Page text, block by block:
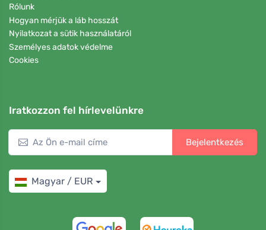
Rólunk
Hogyan mérjük a láb hosszát
Nyilatkozat a sütik használatáról
Személyes adatok védelme
Cookies
Iratkozzon fel hírlevelünkre
Bejelentkezés
Magyar / EUR